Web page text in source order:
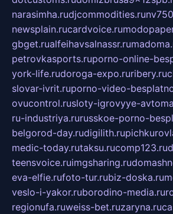
narasimha.rudjcommodities.ru
newsplain.rucardvoice.ru
gbget.rualfeihavsalnassr.ru
petrovkasports.ruporno-online-
york-life.rudoroga-expo.ruribery.ru
slovar-ivrit.ruporno-video-
ovucontrol.rusloty-igrovyye-
ru-industriya.rurusskoe-porno-
belgorod-day.rudigilith.ru
medic-today.rutaksu.rucomp123.ru
teensvoice.ruimgsharing.ru
eva-elfie.rufoto-tur.rubiz-doska.ru
veslo-i-yakor.ruborodino-media.ru
regionufa.ruweiss-bet.ruzaryna.ru